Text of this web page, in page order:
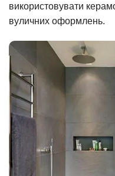
використовувати
вуличних оформлень.